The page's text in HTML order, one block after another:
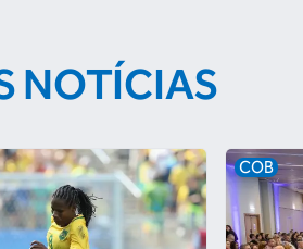
NOTÍCIAS
COB